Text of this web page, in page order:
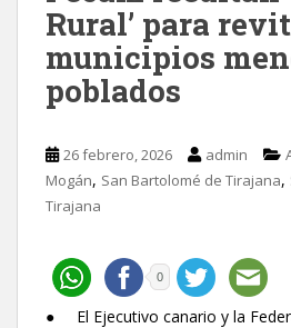
Rural’ para
municipios
poblados
26 febrero, 2026 admin
Mogán, San Bartolomé de Tirajana,
Tirajana
0
● El Ejecutivo canario y la